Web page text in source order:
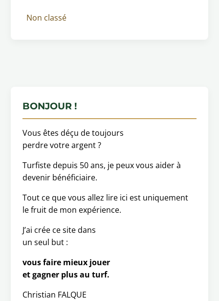
Non classé
BONJOUR !
Vous êtes déçu de toujours
perdre votre argent ?
Turfiste depuis 50 ans, je peux vous aider à
devenir bénéficiaire.
Tout ce que vous allez lire ici est uniquement
le fruit de mon expérience.
J’ai crée ce site dans
un seul but :
vous faire mieux jouer
et gagner plus au turf.
Christian FALQUE